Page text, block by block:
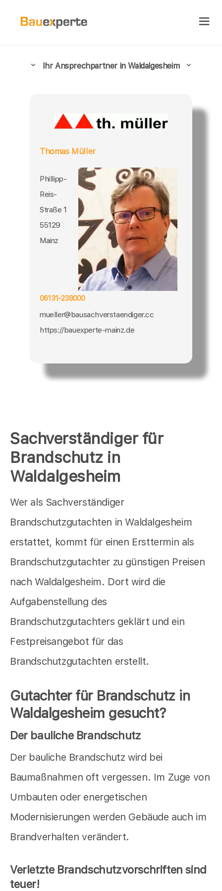
Sachverständiger für
Brandschutz in
Waldalgesheim
Wer als Sachverständiger
Brandschutzgutachten in Waldalgesheim
erstattet, kommt für einen Ersttermin als
Brandschutzgutachter zu günstigen Preisen
nach Waldalgesheim. Dort wird die
Aufgabenstellung des
Brandschutzgutachters geklärt und ein
Festpreisangebot für das
Brandschutzgutachten erstellt.
Gutachter für Brandschutz in
Waldalgesheim gesucht?
Der bauliche Brandschutz
Der bauliche Brandschutz wird bei
Baumaßnahmen oft vergessen. Im Zuge von
Umbauten oder energetischen
Modernisierungen werden Gebäude auch im
Brandverhalten verändert.
Verletzte Brandschutzvorschriften sind
teuer!
Ihr Ansprechpartner in Waldalgesheim
Thomas Müller
Phillipp-
Reis-
Straße 1
55129
Mainz
06131-238000
mueller@bausachverstaendiger.cc
https://bauexperte-mainz.de